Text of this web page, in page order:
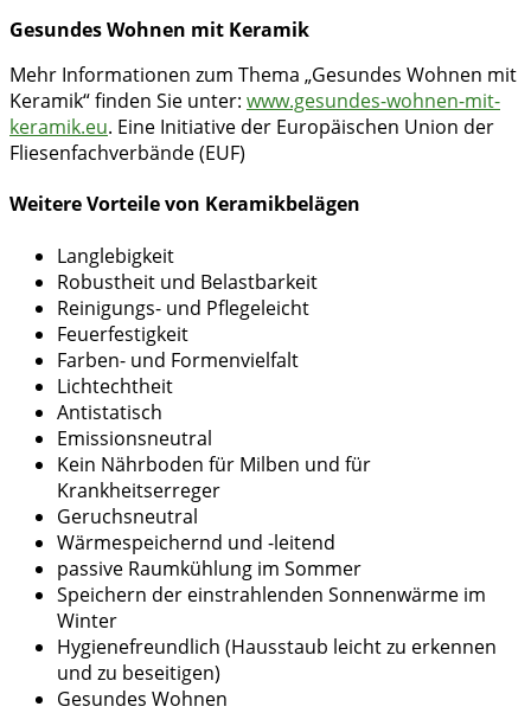
Gesundes Wohnen mit Keramik
Mehr Informationen zum Thema „Gesundes Wohnen mit
Keramik“ finden Sie unter: www.gesundes-wohnen-mit-
keramik.eu. Eine Initiative der Europäischen Union der
Fliesenfachverbände (EUF)
Weitere Vorteile von Keramikbelägen
Langlebigkeit
Robustheit und Belastbarkeit
Reinigungs- und Pflegeleicht
Feuerfestigkeit
Farben- und Formenvielfalt
Lichtechtheit
Antistatisch
Emissionsneutral
Kein Nährboden für Milben und für
Krankheitserreger
Geruchsneutral
Wärmespeichernd und -leitend
passive Raumkühlung im Sommer
Speichern der einstrahlenden Sonnenwärme im
Winter
Hygienefreundlich (Hausstaub leicht zu erkennen
und zu beseitigen)
Gesundes Wohnen